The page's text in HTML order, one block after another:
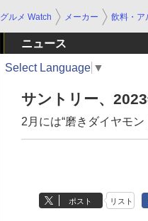
グルメ Watch メーカー 飲料・ア
ニュース
Select Language ▼
サントリー、
2月には“磨きダイヤモ
ポスト リスト